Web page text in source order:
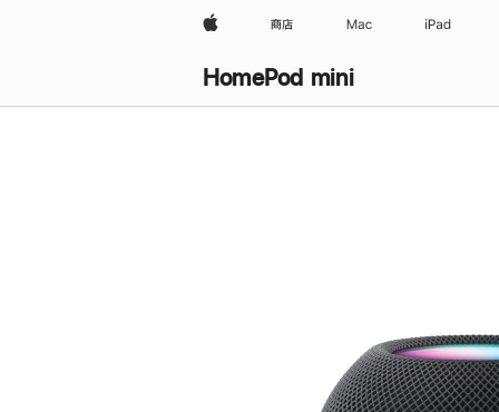
Apple 商店 Mac iPad
HomePod mini